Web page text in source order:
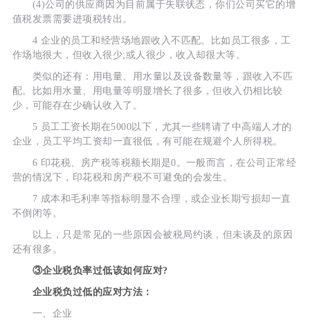
(4)公司的供应商因为目前属于失联状态，你们公司买它的增
值税发票需要进项税转出。
4 企业的员工和经营场地跟收入不匹配。比如员工很多，工
作场地很大，但收入很少;或人很少，收入却很大等。
类似的还有：用电量、用水量以及设备数量等，跟收入不匹
配。比如用水量、用电量等明显增长了很多，但收入仍相比较
少，可能存在少确认收入了。
5 员工工资长期在5000以下，尤其一些聘请了中高端人才的
企业，员工平均工资却一直很低，有可能在规避个人所得税。
6 印花税、房产税等税额长期是0。一般而言，在公司正常经
营的情况下，印花税和房产税不可避免的会发生。
7 成本和毛利率等指标明显不合理，或企业长期亏损却一直
不倒闭等。
以上，只是常见的一些原因会被税局约谈，但未谈及的原因
还有很多。
③企业税负率过低该如何应对?
企业税负过低的应对方法：
一、企业